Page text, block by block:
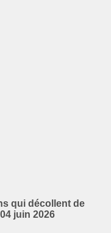
qui décollent de
juin 2026